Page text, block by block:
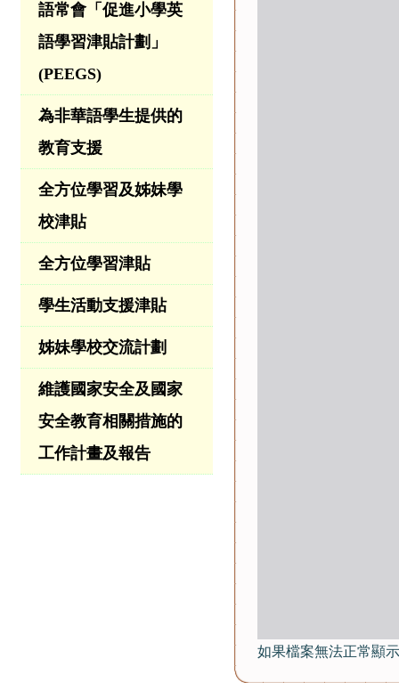
語常會「促進小學英
語學習津貼計劃」
(PEEGS)
為非華語學生提供的
教育支援
全方位學習及姊妹學
校津貼
全方位學習津貼
學生活動支援津貼
姊妹學校交流計劃
維護國家安全及國家
安全教育相關措施的
工作計畫及報告
如果檔案無法正常顯